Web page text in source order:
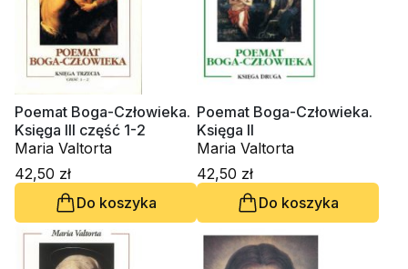
Poemat Boga-Człowieka.
Księga III część 1-2
Maria Valtorta
42,50 zł
Do koszyka
Poemat Boga-Człowieka.
Księga II
Maria Valtorta
42,50 zł
Do koszyka